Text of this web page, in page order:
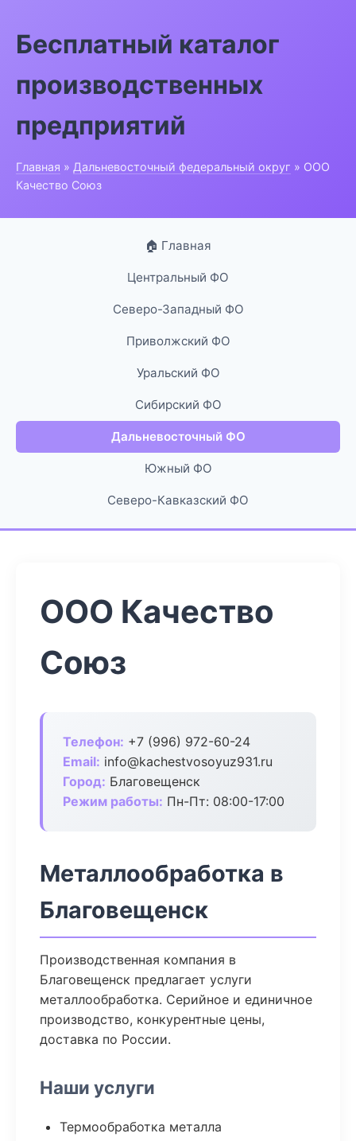
Бесплатный каталог
производственных
предприятий
Главная » Дальневосточный федеральный округ » ООО
Качество Союз
🏠 Главная
Центральный ФО
Северо-Западный ФО
Приволжский ФО
Уральский ФО
Сибирский ФО
Дальневосточный ФО
Южный ФО
Северо-Кавказский ФО
ООО Качество
Союз
Телефон: +7 (996) 972-60-24
Email: info@kachestvosoyuz931.ru
Город: Благовещенск
Режим работы: Пн-Пт: 08:00-17:00
Металлообработка в
Благовещенск
Производственная компания в
Благовещенск предлагает услуги
металлообработка. Серийное и единичное
производство, конкурентные цены,
доставка по России.
Наши услуги
Термообработка металла